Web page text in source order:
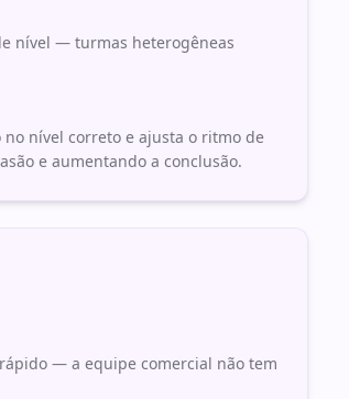
nível — turmas heterogêneas
nível correto e ajusta o ritmo de
e aumentando a conclusão.
— a equipe comercial não tem